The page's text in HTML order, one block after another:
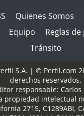
Quienes Somos
Equipo
Reglas
Tránsito
S.A. | © Perfil.com
derechos reservados.
responsable: Carlos
propiedad intelectual
2715, C1289ABI,